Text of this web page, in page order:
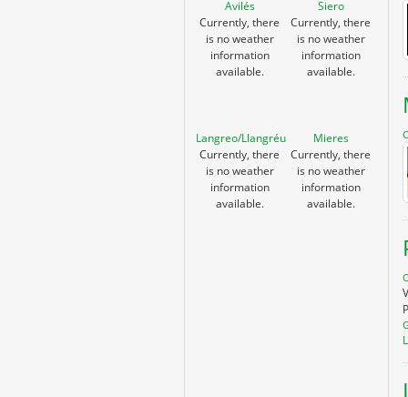
Avilés
Currently, there
is no weather
information
available.
Siero
Currently, there
is no weather
information
available.
Langreo/Llangréu
Currently, there
is no weather
information
available.
Mieres
Currently, there
is no weather
information
available.